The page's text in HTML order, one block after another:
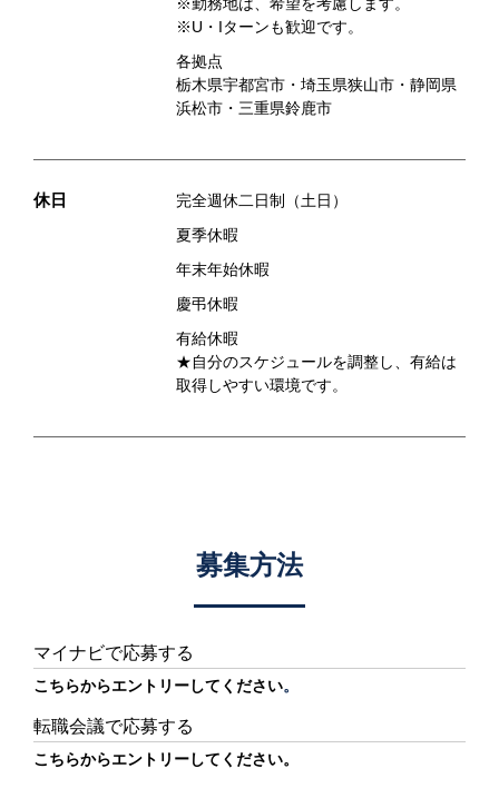
※U・Iターンも歓迎です。
各拠点
栃木県宇都宮市・埼玉県狭山市・静岡県
浜松市・三重県鈴鹿市
休日
完全週休二日制（土日）
夏季休暇
年末年始休暇
慶弔休暇
有給休暇
★自分のスケジュールを調整し、有給は
取得しやすい環境です。
募集方法
マイナビで応募する
こちらからエントリーしてください。
転職会議で応募する
こちらからエントリーしてください。